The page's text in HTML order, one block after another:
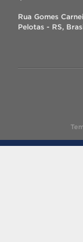
Rua Gomes
Pelotas - RS,